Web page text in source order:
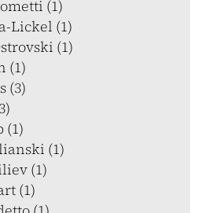
(1)
Lickel (1)
(1)
(1)
(3)
(1)
(1)
(1)
(1)